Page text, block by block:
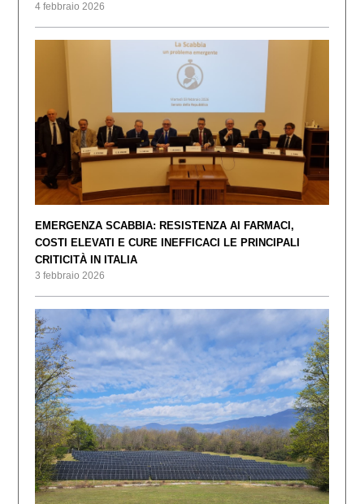
4 febbraio 2026
EMERGENZA SCABBIA: RESISTENZA AI FARMACI,
COSTI ELEVATI E CURE INEFFICACI LE PRINCIPALI
CRITICITÀ IN ITALIA
3 febbraio 2026